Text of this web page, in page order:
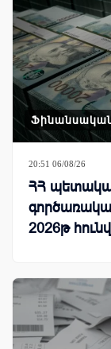
20:51 06/08/26
ՀՀ
2026թ